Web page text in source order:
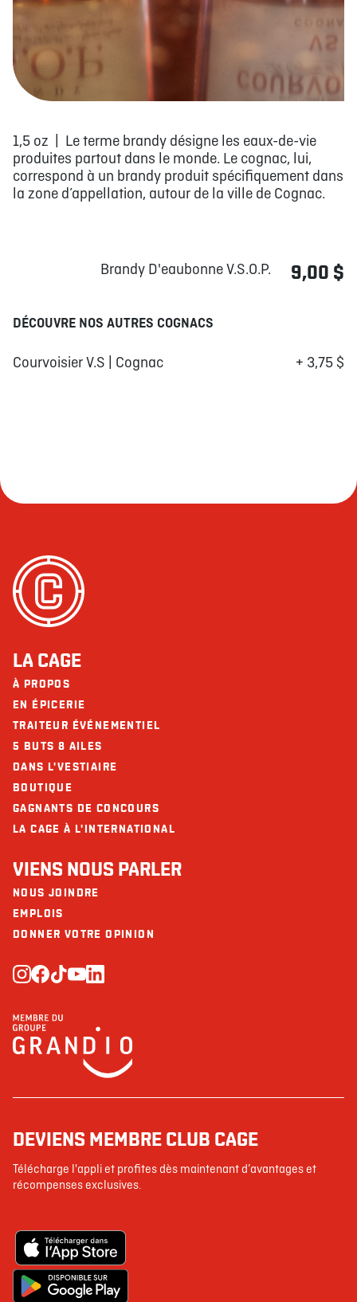
1,5 oz | Le terme brandy désigne les eaux-de-vie
produites partout dans le monde. Le cognac, lui,
correspond à un brandy produit spécifiquement dans
la zone d’appellation, autour de la ville de Cognac.
Brandy D'eaubonne V.S.O.P. 9,00 $
DÉCOUVRE NOS AUTRES COGNACS
Courvoisier V.S | Cognac + 3,75 $
LA CAGE
À PROPOS
EN ÉPICERIE
TRAITEUR ÉVÉNEMENTIEL
5 BUTS 8 AILES
DANS L'VESTIAIRE
BOUTIQUE
GAGNANTS DE CONCOURS
LA CAGE À L'INTERNATIONAL
VIENS NOUS PARLER
NOUS JOINDRE
EMPLOIS
DONNER VOTRE OPINION
DEVIENS MEMBRE CLUB CAGE
Télécharge l'appli et profites dès maintenant d’avantages et
récompenses exclusives.